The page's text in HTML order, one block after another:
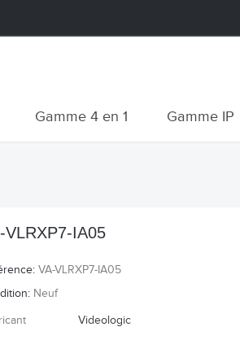
Gamme 4 en 1 Gamme IP
VLRXP7-IA05
VA-VLRXP7-IA05
Neuf
Videologic